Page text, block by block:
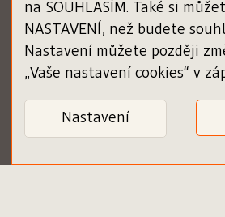
Inspiromat
O projektu
Kontakty
časopis
na SOUHLASÍM. Také si
NASTAVENÍ, než budete
Nastavení můžete později
„Vaše nastavení cookies“ v
Nastavení